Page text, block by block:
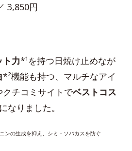
3,850円
力*¹を持つ日焼け止めなが
*²機能も持つ、マルチなアイ
チコミサイトでベストコス
なりました。
ンの生成を抑え、シミ・ソバカスを防ぐ